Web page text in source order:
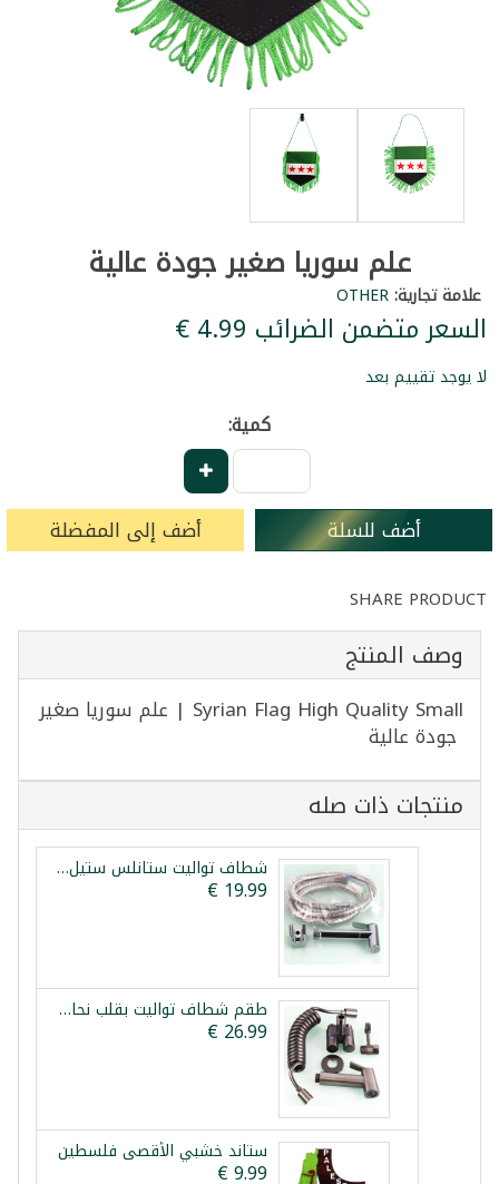
علم سوريا صغير جودة عالية
علامة تجارية:OTHER
السعر متضمن الضرائب ‏4.99 €
لا يوجد تقييم بعد
كمية:
أضف للسلة أضف إلى المفضلة
SHARE PRODUCT
وصف المنتج
Syrian Flag High Quality Small | علم سوريا صغير
جودة عالية
منتجات ذات صله
شطاف تواليت ستانلس ستيل بقلب نحاس فيستا
طقم شطاف تواليت بقلب نحاس وحنفية مزدوجة فيستا
ستاند خشبي الأقصى فلسطين